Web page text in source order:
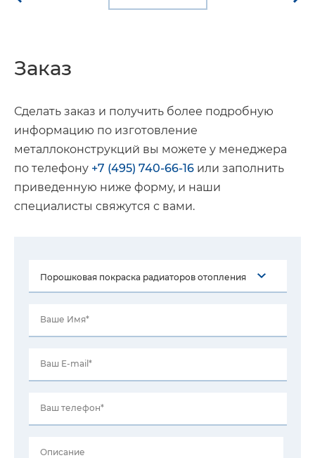
Заказ
Сделать заказ и получить более подробную
информацию по изготовление
металлоконструкций вы можете у менеджера
по телефону +7 (495) 740-66-16 или заполнить
приведенную ниже форму, и наши
специалисты свяжутся с вами.
Ваше Имя*
Ваш E-mail*
Ваш телефон*
Описание